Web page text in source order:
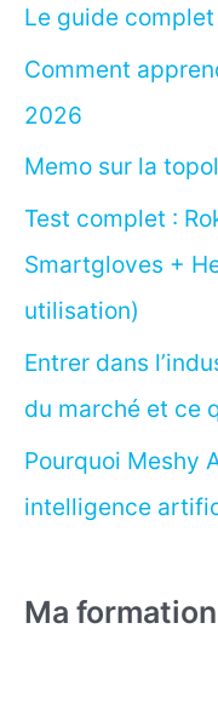
Le guide
Comment
2026
Memo sur la
Test complet :
Smartgloves +
utilisation)
Entrer dans
du marché et ce
Pourquoi Meshy
intelligence
Ma